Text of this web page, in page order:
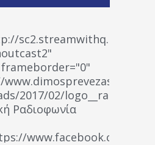
wp-
2017/02/
Ραδιοφωνία
www.facebook.com/